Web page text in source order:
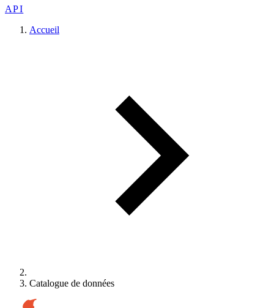
API
Accueil
Catalogue de données